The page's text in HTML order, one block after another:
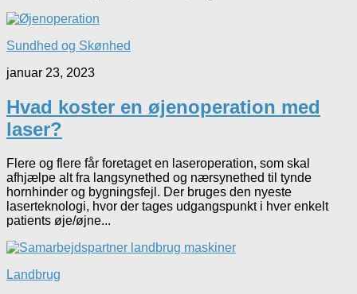
Sundhed og Skønhed
januar 23, 2023
Hvad koster en øjenoperation med
laser?
Flere og flere får foretaget en laseroperation, som skal
afhjælpe alt fra langsynethed og nærsynethed til tynde
hornhinder og bygningsfejl. Der bruges den nyeste
laserteknologi, hvor der tages udgangspunkt i hver enkelt
patients øje/øjne...
Landbrug